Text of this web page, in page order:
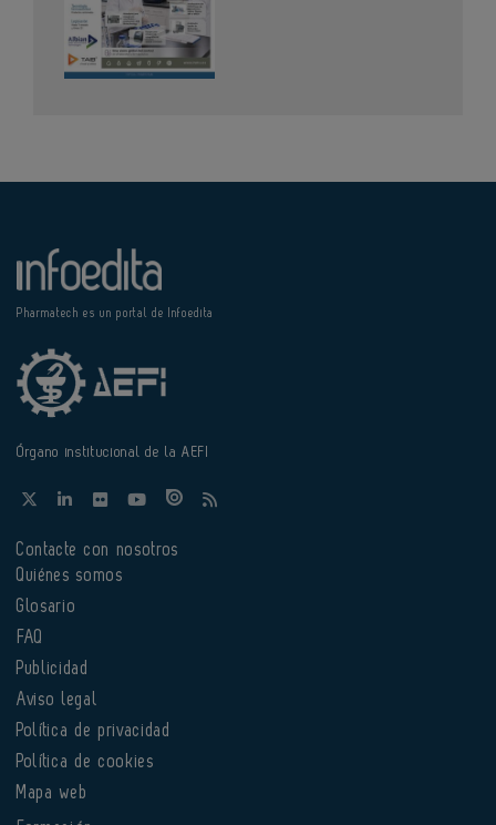
Pharmatech es un portal de Infoedita
Órgano institucional de la AEFI
Contacte con nosotros
Quiénes somos
Glosario
FAQ
Publicidad
Aviso legal
Política de privacidad
Política de cookies
Mapa web